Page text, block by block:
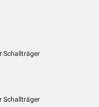
Schallträger
Schallträger